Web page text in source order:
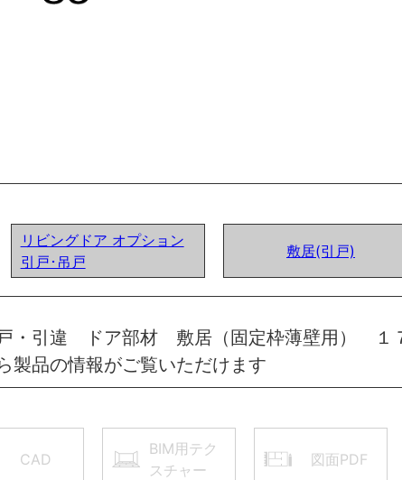
リビングドア オプション
引戸･吊戸
敷居(引戸)
・引違 ドア部材 敷居（固定枠薄壁用） １
製品の情報がご覧いただけます
CAD
BIM用テク
スチャー
図面PDF